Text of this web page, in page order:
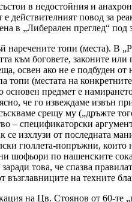
в недостойния и
действителният повод за
в „Либерален преглед“
топи (места). В
към боговете, законите
освен ако не е подбуден
(местата на
предмет е
че го извеждаме извън
срещу му („дръжте
– спецификаторски
изхлузи от последната
гюллета-попръжни,
шофьори по нашенските
това, че спазва
на техните
на Цв. Стоянов от 60-те